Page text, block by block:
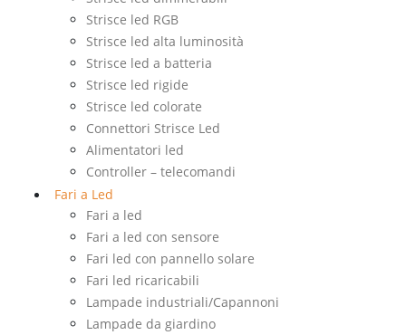
Strisce led RGB
Strisce led alta luminosità
Strisce led a batteria
Strisce led rigide
Strisce led colorate
Connettori Strisce Led
Alimentatori led
Controller – telecomandi
Fari a Led
Fari a led
Fari a led con sensore
Fari led con pannello solare
Fari led ricaricabili
Lampade industriali/Capannoni
Lampade da giardino